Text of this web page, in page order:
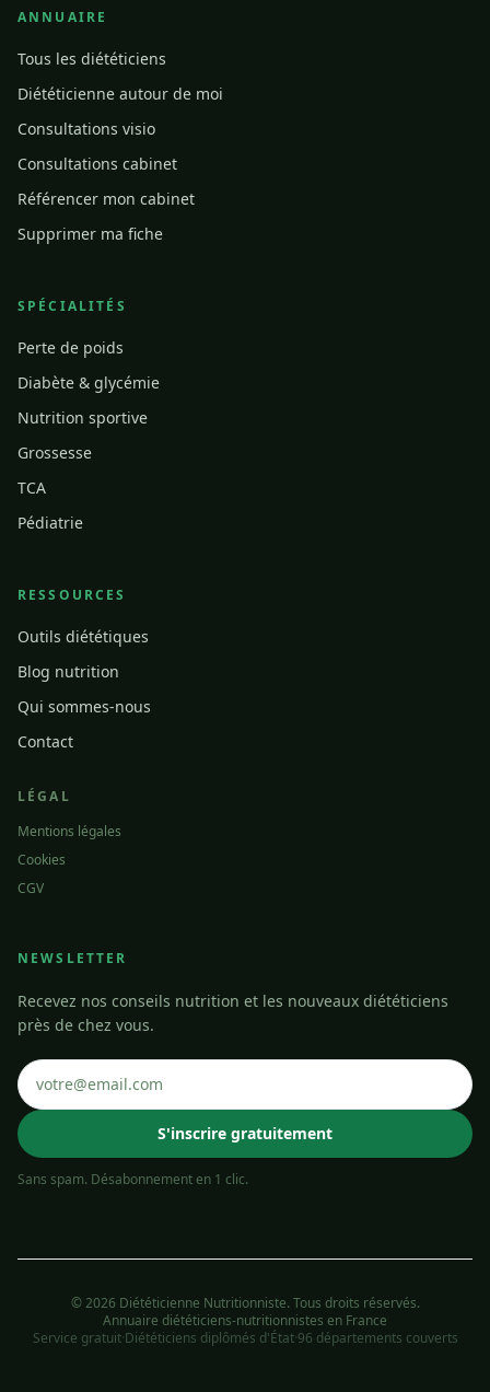
ANNUAIRE
Tous les diététiciens
Diététicienne autour de moi
Consultations visio
Consultations cabinet
Référencer mon cabinet
Supprimer ma fiche
SPÉCIALITÉS
Perte de poids
Diabète & glycémie
Nutrition sportive
Grossesse
TCA
Pédiatrie
RESSOURCES
Outils diététiques
Blog nutrition
Qui sommes-nous
Contact
LÉGAL
Mentions légales
Cookies
CGV
NEWSLETTER
Recevez nos conseils nutrition et les nouveaux diététiciens
près de chez vous.
S'inscrire gratuitement
Sans spam. Désabonnement en 1 clic.
© 2026 Diététicienne Nutritionniste. Tous droits réservés.
Annuaire diététiciens-nutritionnistes en France
Service gratuit·Diététiciens diplômés d'État·96 départements couverts